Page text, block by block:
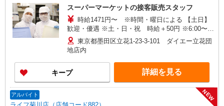
スーパーマーケットの接客販売スタッフ
時給1471円〜 ※時間・曜日による 【土日】
歓迎・優遇 ※土・日・祝 時給＋50円 ※6:00〜
8:00 時給＋300円 ※8:00〜9:00 時給＋150円
※22:00以降 基本時給より25％UP
東京都墨田区立花1-23-3-101 ダイエー立花団
地店内
キープ 詳細を見る
アルバイト NEW